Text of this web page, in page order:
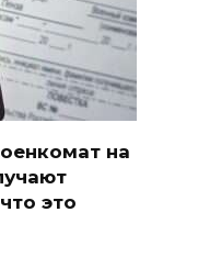
на
это